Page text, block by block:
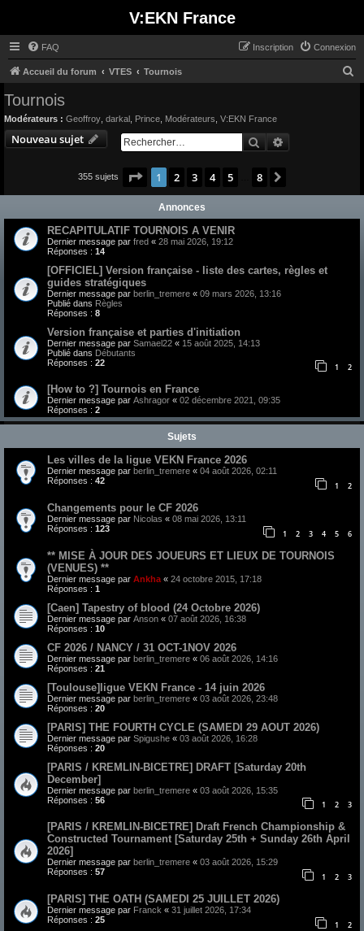
V:EKN France
FAQ Connexion
Inscription
Accueil du forum VTES Tournois
Tournois
Modérateurs : Geoffroy darkal Prince Modérateurs V:EKN France
Nouveau sujet Rechercher
355 sujets Page 1sur8
1 2 3 4 5 8
Annonces
RECAPITULATIF TOURNOIS A VENIR
Dernier message par fred « 28 mai 2026, 19:12
Réponses : 14
[OFFICIEL] Version française - liste des cartes, règles et
guides stratégiques
Dernier message par berlin_tremere « 09 mars 2026, 13:16
Publié dans Règles
Réponses : 8
Version française et parties d'initiation
Dernier message par Samael22 « 15 août 2025, 14:13
Publié dans Débutants
Réponses : 22 1 2
[How to ?] Tournois en France
Dernier message par Ashragor « 02 décembre 2021, 09:35
Réponses : 2
Sujets
Les villes de la ligue VEKN France 2026
Dernier message par berlin_tremere « 04 août 2026, 02:11
Réponses : 42 1 2
Changements pour le CF 2026
Dernier message par Nicolas « 08 mai 2026, 13:11
Réponses : 123 1 2 3 4 5 6
** MISE À JOUR DES JOUEURS ET LIEUX DE TOURNOIS
(VENUES) **
Dernier message par Ankha « 24 octobre 2015, 17:18
Réponses : 1
[Caen] Tapestry of blood (24 Octobre 2026)
Dernier message par Anson « 07 août 2026, 16:38
Réponses : 10
CF 2026 / NANCY / 31 OCT-1NOV 2026
Dernier message par berlin_tremere « 06 août 2026, 14:16
Réponses : 21
[Toulouse]ligue VEKN France - 14 juin 2026
Dernier message par berlin_tremere « 03 août 2026, 23:48
Réponses : 20
[PARIS] THE FOURTH CYCLE (SAMEDI 29 AOUT 2026)
Dernier message par Spigushe « 03 août 2026, 16:28
Réponses : 20
[PARIS / KREMLIN-BICETRE] DRAFT [Saturday 20th
December]
Dernier message par berlin_tremere « 03 août 2026, 15:35
Réponses : 56 1 2 3
[PARIS / KREMLIN-BICETRE] Draft French Championship &
Constructed Tournament [Saturday 25th + Sunday 26th April
2026]
Dernier message par berlin_tremere « 03 août 2026, 15:29
Réponses : 57 1 2 3
[PARIS] THE OATH (SAMEDI 25 JUILLET 2026)
Dernier message par Franck « 31 juillet 2026, 17:34
Réponses : 25 1 2